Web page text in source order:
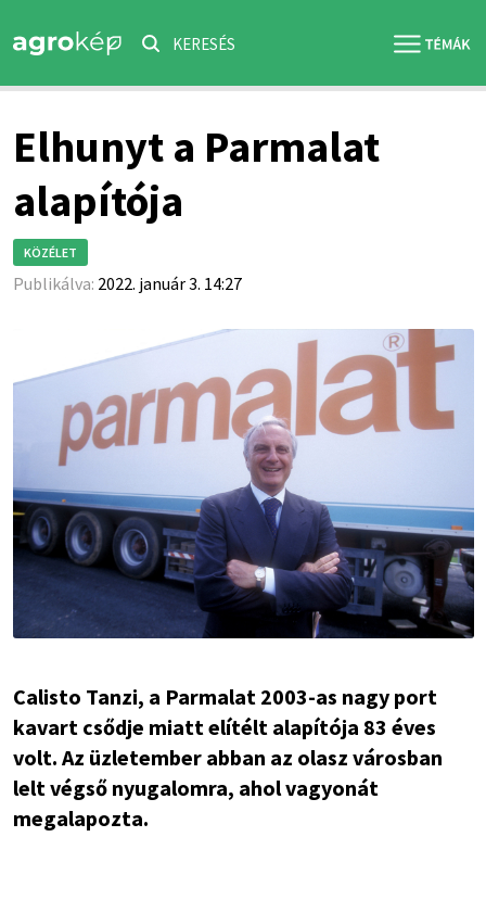
KERESÉS
Elhunyt a Parmalat
alapítója
KÖZÉLET
Publikálva: 2022. január 3. 14:27
Calisto Tanzi, a Parmalat 2003-as nagy port
kavart csődje miatt elítélt alapítója 83 éves
volt. Az üzletember abban az olasz városban
lelt végső nyugalomra, ahol vagyonát
megalapozta.